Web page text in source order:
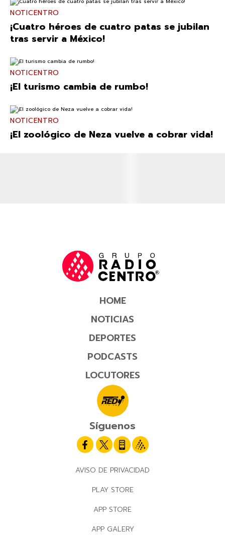
NOTICENTRO
¡Cuatro héroes de cuatro patas se jubilan
tras servir a México!
NOTICENTRO
¡El turismo cambia de rumbo!
NOTICENTRO
¡El zoológico de Neza vuelve a cobrar vida!
HOME
NOTICIAS
DEPORTES
PODCASTS
LOCUTORES
Síguenos
AVISO DE PRIVACIDAD
PLAY STORE
APP STORE
APP GALERY